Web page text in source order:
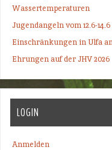
Wassertemperaturen
Jugendangeln vom 12.6-
Einschränkungen in Ulfa
Ehrungen auf der JHV 2026
LOGIN
Anmelden